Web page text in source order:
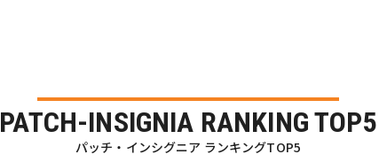
PATCH-INSIGNIA RANKING TOP5
パッチ・インシグニア ランキングTOP5